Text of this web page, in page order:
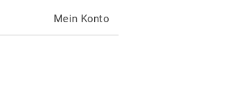
Mein Konto